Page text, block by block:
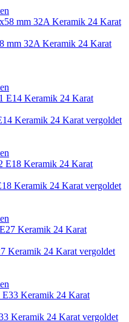
mm 32A Keramik 24 Karat
Keramik 24 Karat vergoldet
Keramik 24 Karat vergoldet
Keramik 24 Karat vergoldet
Keramik 24 Karat vergoldet